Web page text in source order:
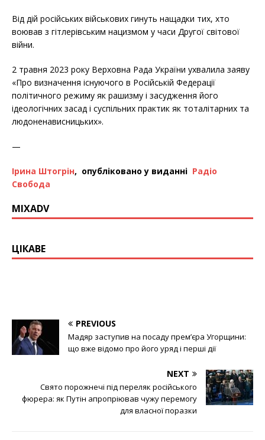
Від дій російських військових гинуть нащадки тих, хто
воював з гітлерівським нацизмом у часи Другої світової
війни.
2 травня 2023 року Верховна Рада України ухвалила заяву
«Про визначення існуючого в Російській Федерації
політичного режиму як рашизму і засудження його
ідеологічних засад і суспільних практик як тоталітарних та
людоненависницьких».
—
Ірина Штогрін, опубліковано у виданні Радіо
Свобода
MIXADV
ЦІКАВЕ
PREVIOUS
Мадяр заступив на посаду прем’єра Угорщини:
що вже відомо про його уряд і перші дії
NEXT
Свято порожнечі під переляк російського
фюрера: як Путін апропріював чужу перемогу
для власної поразки